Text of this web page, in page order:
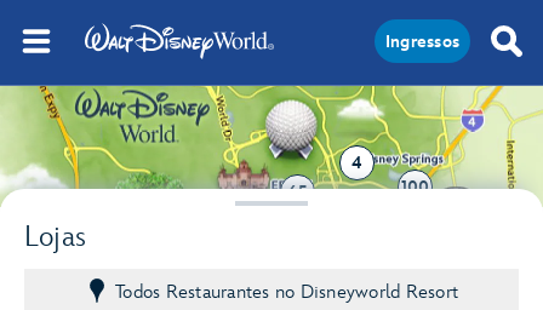
Ingressos
Lojas
Todos Restaurantes no Disneyworld Resort
4
100
65